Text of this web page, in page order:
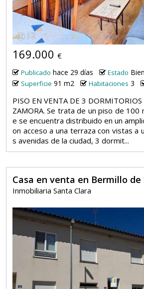
12
169.000 €
Publicado hace 29 días Estado Bien
Superficie 91 m2 Habitaciones 3
PISO EN VENTA DE 3
ZAMORA. Se trata de un piso de
e se encuentra distribuido en un
on acceso a una terraza con vistas a
s avenidas de la ciudad, 3 dormit...
Casa en venta en Bermillo de
Inmobiliaria Santa Clara